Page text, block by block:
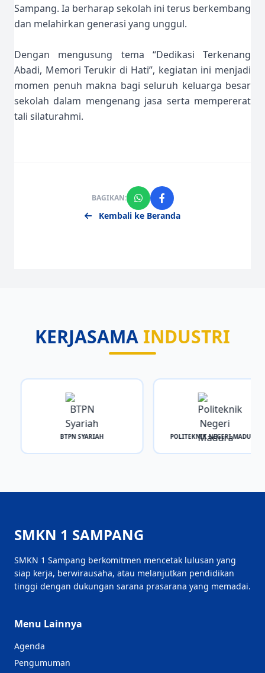
Sampang. Ia berharap sekolah ini terus berkembang
dan melahirkan generasi yang unggul.
Dengan mengusung tema “Dedikasi Terkenang
Abadi, Memori Terukir di Hati”, kegiatan ini menjadi
momen penuh makna bagi seluruh keluarga besar
sekolah dalam mengenang jasa serta mempererat
tali silaturahmi.
BAGIKAN:
Kembali ke Beranda
KERJASAMA INDUSTRI
BTPN SYARIAH POLITEKNIK NEGERI MADURA
SMKN 1 SAMPANG
SMKN 1 Sampang berkomitmen mencetak lulusan yang
siap kerja, berwirausaha, atau melanjutkan pendidikan
tinggi dengan dukungan sarana prasarana yang memadai.
Menu Lainnya
Agenda
Pengumuman